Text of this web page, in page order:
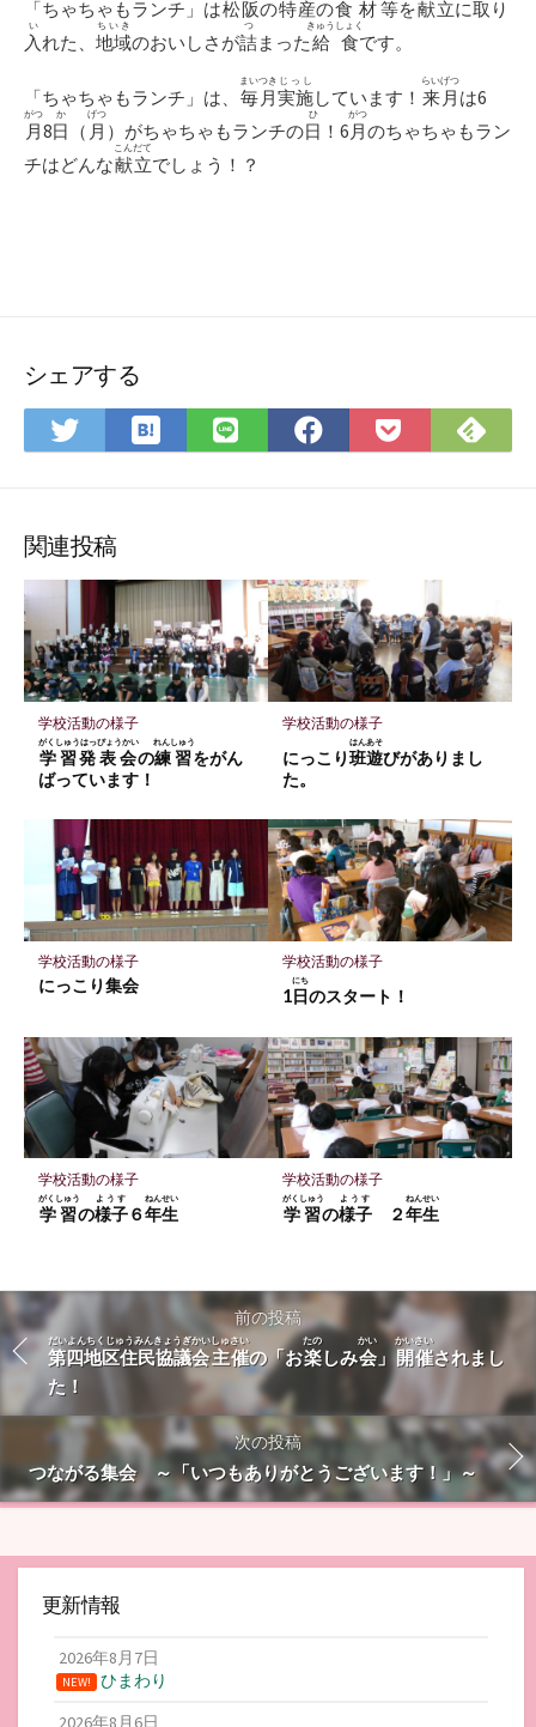
「ちゃちゃもランチ」は松阪の特産の食材等を献立に取 り
入
い
れた、 地域
ちいき
のおいしさが詰
つ
まった給食
きゅうしょく
です。
「ちゃちゃもランチ」は、 毎月
まいつき
実施
じっし
しています！ 来月
らいげつ
は6
月
がつ
8日
か
（ 月
げつ
）がちゃちゃもランチの日
ひ
！6月
がつ
のちゃちゃもラン
チはどんな献立
こんだて
でしょう！？
シェアする
Twitter
ェ
ア
は
ッ
ク
マ
ー
ク
に
保
存
LINE
ア
Facebook
ア
Pocket
Feedly
関連投稿
学校活動の様子
学習発表会
がくしゅうはっぴょうかい
の練習
れんしゅう
をがん
ばっています！
学校活動の様子
にっこり班遊
はんあそ
びがありまし
た。
学校活動の様子
にっこり集会
学校活動の様子
1日
にち
のスタート！
学校活動の様子
学習
がくしゅう
の様子
ようす
６年生
ねんせい
学校活動の様子
学習
がくしゅう
の様子
ようす
２年生
ねんせい
前の投稿
第四地区住民協議会
だいよんちくじゅうみんきょうぎかい
主催
しゅさい
の「お楽
たの
しみ会
かい
」 開催
かいさい
されまし
た！
次の投稿
つながる集会 ～「いつもありがとうございます！」～
更新情報
2026年8月7日
NEW!
ひまわり
2026年8月6日